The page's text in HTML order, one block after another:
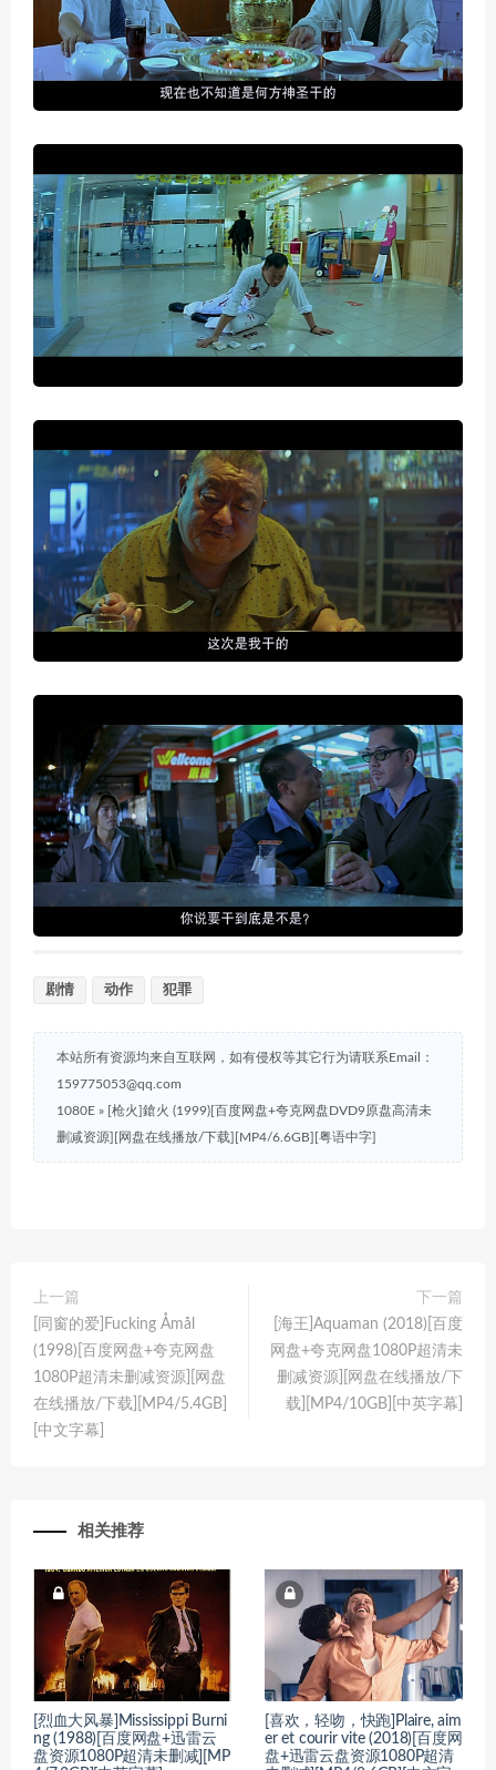
剧情 动作 犯罪
本站所有资源均来自互联网，如有侵权等其它行为请联系Email：
159775053@qq.com
1080E » [枪火]鎗火 (1999)[百度网盘+夸克网盘DVD9原盘高清未
删减资源][网盘在线播放/下载][MP4/6.6GB][粤语中字]
上一篇
[同窗的爱]Fucking Åmål
(1998)[百度网盘+夸克网盘
1080P超清未删减资源][网盘
在线播放/下载][MP4/5.4GB]
[中文字幕]
下一篇
[海王]Aquaman (2018)[百度
网盘+夸克网盘1080P超清未
删减资源][网盘在线播放/下
载][MP4/10GB][中英字幕]
相关推荐
[烈血大风暴]Mississippi Burni
ng (1988)[百度网盘+迅雷云
盘资源1080P超清未删减][MP
[喜欢，轻吻，快跑]Plaire, aim
er et courir vite (2018)[百度网
盘+迅雷云盘资源1080P超清